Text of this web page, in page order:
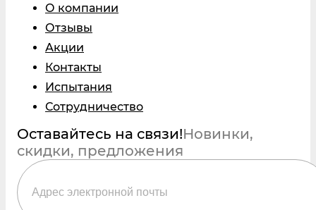
О компании
Отзывы
Акции
Контакты
Испытания
Сотрудничество
Оставайтесь на связи!Новинки,
скидки, предложения